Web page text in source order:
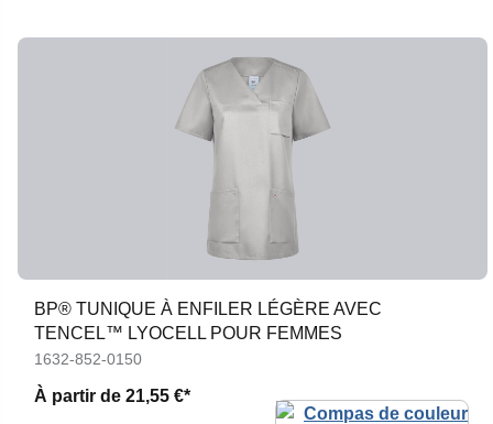
BP® TUNIQUE À ENFILER LÉGÈRE AVEC
TENCEL™ LYOCELL POUR FEMMES
1632-852-0150
À partir de 21,55 €*